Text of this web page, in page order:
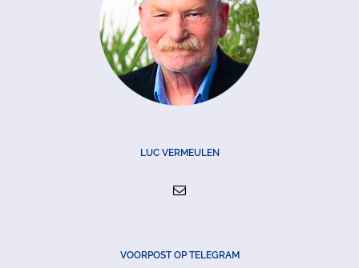
LUC VERMEULEN
VOORPOST OP TELEGRAM